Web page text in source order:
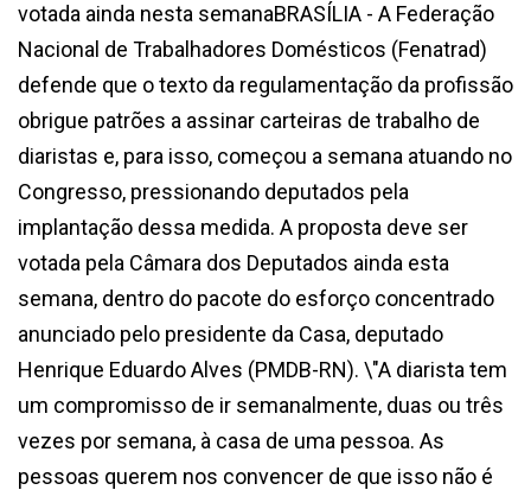
votada ainda nesta semanaBRASÍLIA - A Federação
Nacional de Trabalhadores Domésticos (Fenatrad)
defende que o texto da regulamentação da profissão
obrigue patrões a assinar carteiras de trabalho de
diaristas e, para isso, começou a semana atuando no
Congresso, pressionando deputados pela
implantação dessa medida. A proposta deve ser
votada pela Câmara dos Deputados ainda esta
semana, dentro do pacote do esforço concentrado
anunciado pelo presidente da Casa, deputado
Henrique Eduardo Alves (PMDB-RN). \"A diarista tem
um compromisso de ir semanalmente, duas ou três
vezes por semana, à casa de uma pessoa. As
pessoas querem nos convencer de que isso não é